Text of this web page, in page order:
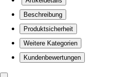
Beschreibung
Produktsicherheit
Weitere Kategorien
Kundenbewertungen